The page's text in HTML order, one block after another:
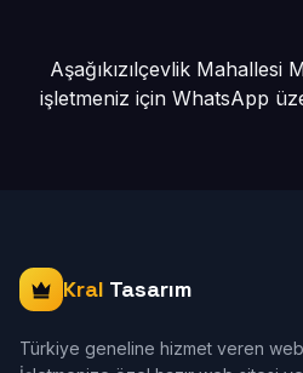
Aşağıkızılçevlik Mahallesi
işletmeniz için WhatsApp
Kral Tasarım
Türkiye geneline hizmet veren web